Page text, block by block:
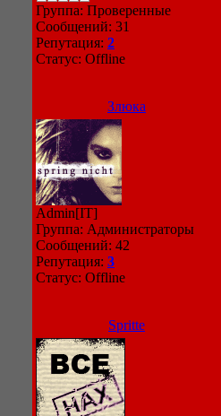
Группа: Проверенные
Сообщений: 31
Репутация: 2
Статус: Offline
Злюка
Admin[IT]
Группа: Администраторы
Сообщений: 42
Репутация: 3
Статус: Offline
Spritte